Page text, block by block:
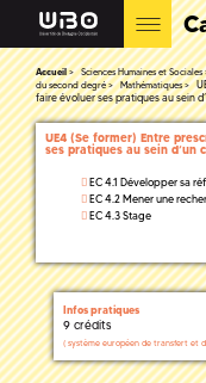
Accueil Sciences Humaines et Sociales
du second degré
Mathématiques
faire évoluer ses pratiques au sein
UE4 (Se former) Entre
ses pratiques au sein d’un
EC 4.1 Développer sa
EC 4.2 Mener une
EC 4.3 Stage
Infos pratiques
9 crédits
( système européen de transfert et